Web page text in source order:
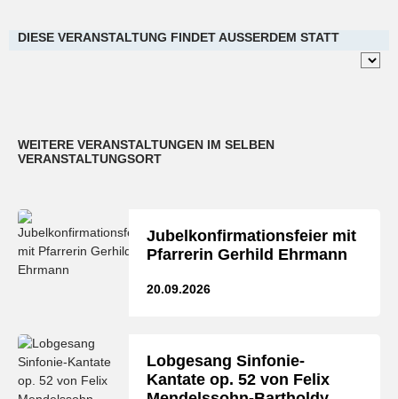
DIESE VERANSTALTUNG FINDET AUSSERDEM STATT
WEITERE VERANSTALTUNGEN IM SELBEN
VERANSTALTUNGSORT
Jubelkonfirmationsfeier mit
Pfarrerin Gerhild Ehrmann
20.09.2026
Lobgesang Sinfonie-
Kantate op. 52 von Felix